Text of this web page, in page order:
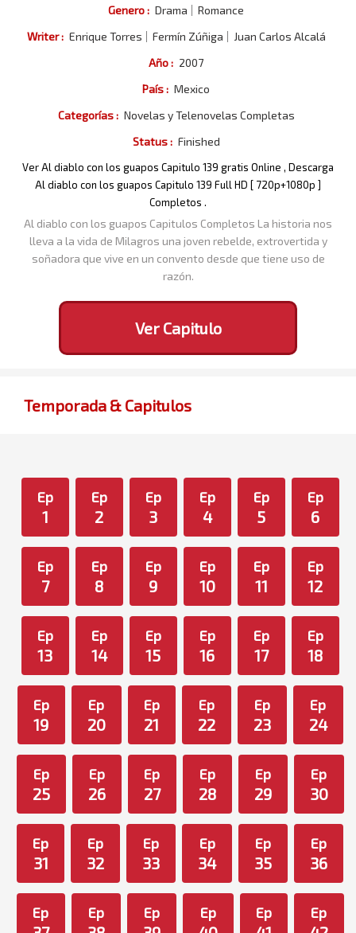
Genero : Drama
Romance
Writer : Enrique Torres Fermín Zúñiga
Juan Carlos Alcalá
Año : 2007
País : Mexico
Categorías : Novelas y Telenovelas Completas
Status : Finished
Ver Al diablo con los guapos Capitulo 139 gratis Online , Descarga
Al diablo con los guapos Capitulo 139 Full HD [ 720p+1080p ]
Completos .
Al diablo con los guapos Capitulos Completos La historia nos
lleva a la vida de Milagros una joven rebelde, extrovertida y
soñadora que vive en un convento desde que tiene uso de
razón.
Ver Capitulo
Temporada & Capitulos
Ep
1
Ep
2
Ep
3
Ep
4
Ep
5
Ep
6
Ep
7
Ep
8
Ep
9
Ep
10
Ep
11
Ep
12
Ep
13
Ep
14
Ep
15
Ep
16
Ep
17
Ep
18
Ep
19
Ep
20
Ep
21
Ep
22
Ep
23
Ep
24
Ep
25
Ep
26
Ep
27
Ep
28
Ep
29
Ep
30
Ep
31
Ep
32
Ep
33
Ep
34
Ep
35
Ep
36
Ep Ep Ep Ep Ep Ep